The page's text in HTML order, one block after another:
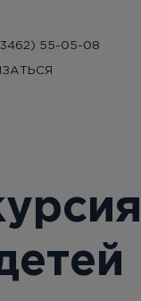
55-05-08